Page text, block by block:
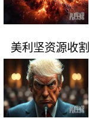
美利坚资源收